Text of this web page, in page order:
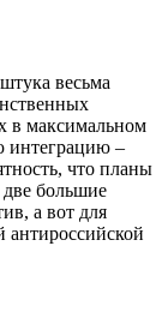
весьма
в максимальном
интеграцию –
что планы
большие
а вот для
антироссийской